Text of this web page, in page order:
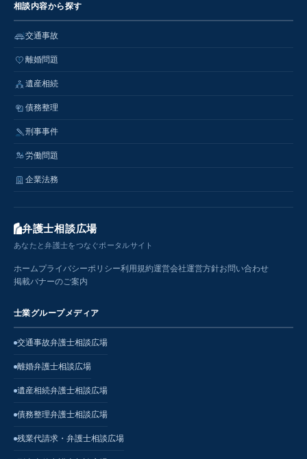
相談内容から探す
交通事故
離婚問題
遺産相続
債務整理
刑事事件
労働問題
企業法務
弁護士相談広場
あなたと弁護士をつなぐポータルサイト
ホームプライバシーポリシー利用規約運営会社運営方針お問い合わせ
掲載バナーのご案内
士業グループメディア
交通事故弁護士相談広場
離婚弁護士相談広場
遺産相続弁護士相談広場
債務整理弁護士相談広場
残業代請求・弁護士相談広場